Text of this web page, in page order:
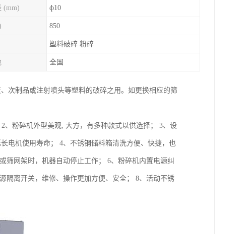
(mm) ф10
850
塑料破碎 粉碎
全国
次制品或注射喷头等塑料的破碎之用。如更换相应的筛
粉碎机外型美观, 大方，有多种款式以供选择； 3、设
电机使用寿命； 4、不锈钢储料箱清洗方便、快捷，也
筛网架时，机器自动停止工作； 6、粉碎机内置电源纠
隔离开关，维修、操作更加方便、安全； 8、活动不锈